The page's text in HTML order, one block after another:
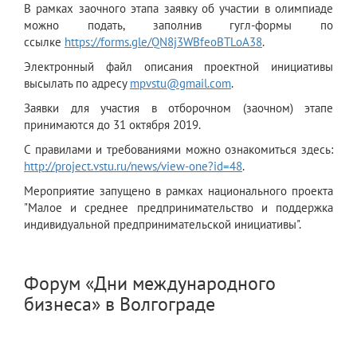
В рамках заочного этапа заявку об участии в олимпиаде
можно подать, заполнив гугл-формы по
ссылке https://forms.gle/QN8j3WBfeoBTLoA38.
Электронный файл описания проектной инициативы
высылать по адресу mpvstu@gmail.com.
Заявки для участия в отборочном (заочном) этапе
принимаются до 31 октября 2019.
С правилами и требованиями можно ознакомиться здесь:
http://project.vstu.ru/news/view-one?id=48.
Мероприятие запущено в рамках национального проекта
"Малое и среднее предпринимательство и поддержка
индивидуальной предпринимательской инициативы".
Форум «Дни международного
бизнеса» в Волгограде